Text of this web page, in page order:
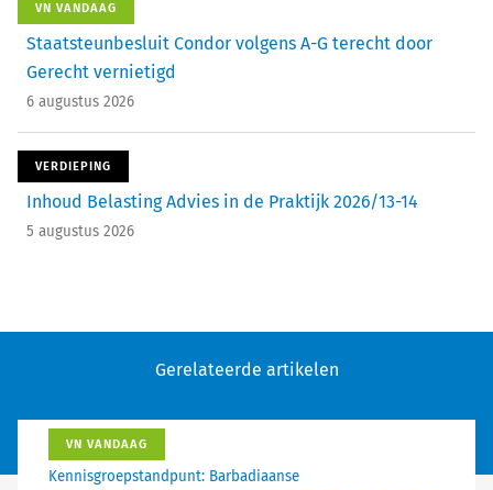
VN VANDAAG
Staatsteunbesluit Condor volgens A-G terecht door
Gerecht vernietigd
6 augustus 2026
VERDIEPING
Inhoud Belasting Advies in de Praktijk 2026/13-14
5 augustus 2026
Gerelateerde artikelen
VN VANDAAG
Kennisgroepstandpunt: Barbadiaanse